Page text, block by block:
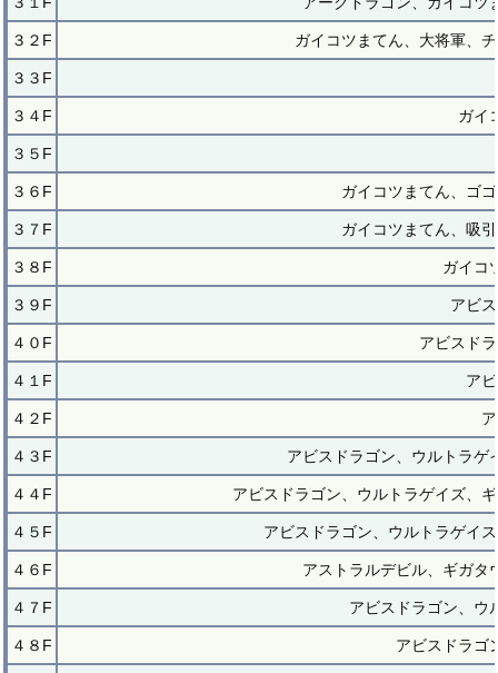
３２F ガイコツまてん、大将軍、
３３F
３４F ガイ
３５F
３６F ガイコツまてん、ゴ
３７F ガイコツまてん、吸
３８F ガイコ
３９F アビ
４０F アビスド
４１F ア
４２F
４３F アビスドラゴン、ウルトラゲ
４４F アビスドラゴン、ウルトラゲイズ、
４５F アビスドラゴン、ウルトラゲイ
４６F アストラルデビル、ギガタ
４７F アビスドラゴン、ウ
４８F アビスドラゴ